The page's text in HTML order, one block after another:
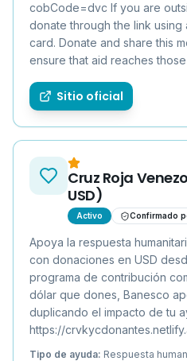
cobCode=dvc If you are
donate through the link
card. Donate and share this
ensure that aid reaches
Sitio oficial
Cruz Roja
USD)
Activo Confirmado
Apoya la respuesta
con donaciones en USD
programa de contribución
dólar que dones, Banesco
duplicando el impacto de tu
https://
Tipo de ayuda: Respuesta